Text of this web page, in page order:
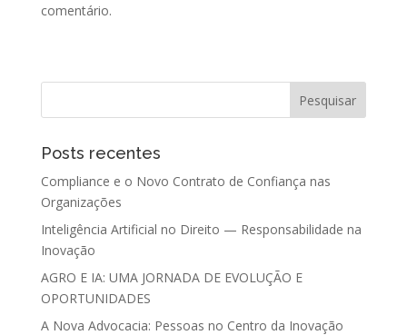
comentário.
Posts recentes
Compliance e o Novo Contrato de Confiança nas
Organizações
Inteligência Artificial no Direito — Responsabilidade na
Inovação
AGRO E IA: UMA JORNADA DE EVOLUÇÃO E
OPORTUNIDADES
A Nova Advocacia: Pessoas no Centro da Inovação